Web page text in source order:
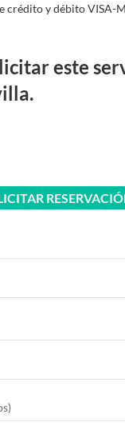
crédito y débito VISA-
este